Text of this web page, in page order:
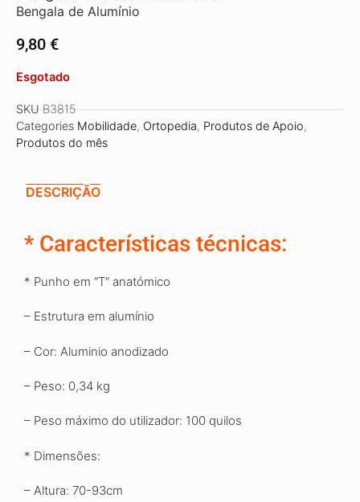
Bengala de Alumínio
9,80 €
Esgotado
SKUB3815
Categories Mobilidade, Ortopedia, Produtos de Apoio,
Produtos do mês
DESCRIÇÃO
* Características técnicas:
* Punho em “T” anatómico
– Estrutura em alumínio
– Cor: Aluminio anodizado
– Peso: 0,34 kg
– Peso máximo do utilizador: 100 quilos
* Dimensões:
– Altura: 70-93cm